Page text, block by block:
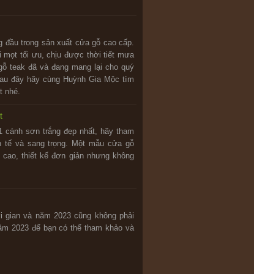
đầu trong sản xuất cửa gỗ cao cấp.
mọt tối ưu, chịu được thời tiết mưa
teak đã và đang mang lại cho quý
đây hãy cùng Huỳnh Gia Mộc tìm
nhé.
cánh sơn trắng đẹp nhất, hãy tham
tế và sang trọng. Một mẫu cửa gỗ
thiết kế đơn giản nhưng không
và năm 2023 cũng không phải
2023 để bạn có thể tham khảo và